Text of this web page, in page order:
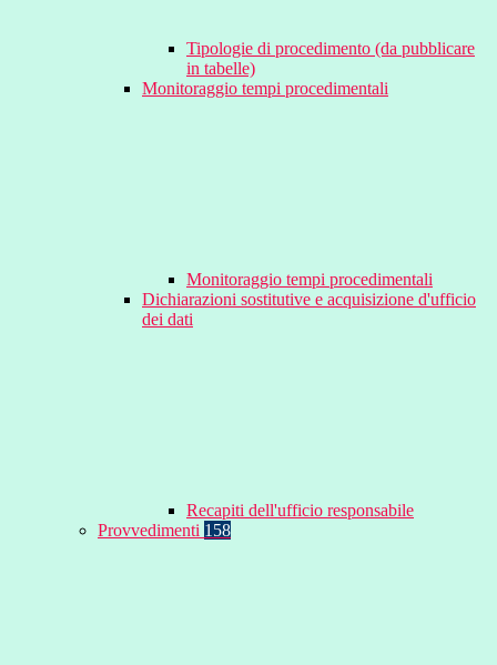
Tipologie di procedimento (da pubblicare
in tabelle)
Monitoraggio tempi procedimentali
Monitoraggio tempi procedimentali
Dichiarazioni sostitutive e acquisizione d'ufficio
dei dati
Recapiti dell'ufficio responsabile
Provvedimenti 158